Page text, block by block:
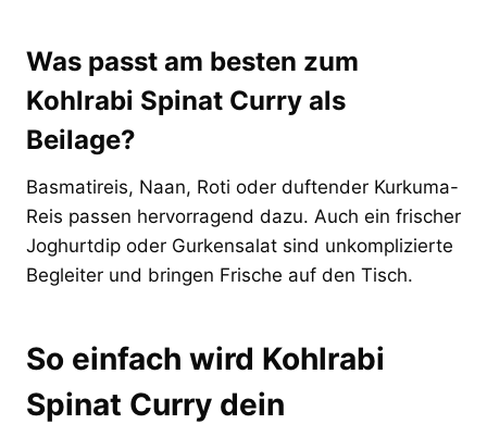
Was passt am besten zum
Kohlrabi Spinat Curry als
Beilage?
Basmatireis, Naan, Roti oder duftender Kurkuma-
Reis passen hervorragend dazu. Auch ein frischer
Joghurtdip oder Gurkensalat sind unkomplizierte
Begleiter und bringen Frische auf den Tisch.
So einfach wird Kohlrabi
Spinat Curry dein